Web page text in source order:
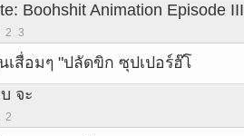
Boohshit Animation Episode III
2 3
เสื่อมๆ "ปลัดขิก ซุปเปอร์ฮ๊โ
จะ
2